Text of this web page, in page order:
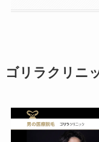
ゴリラクリニ